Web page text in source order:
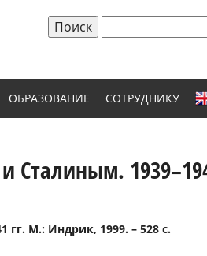
Форма поиска
ОБРАЗОВАНИЕ СОТРУДНИКУ
Сталиным.
гг. М.: Индрик, 1999. – 528 с.